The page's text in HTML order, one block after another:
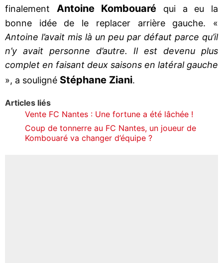
finalement Antoine Kombouaré qui a eu la
bonne idée de le replacer arrière gauche. «
Antoine l’avait mis là un peu par défaut parce qu’il
n’y avait personne d’autre. Il est devenu plus
complet en faisant deux saisons en latéral gauche
», a souligné Stéphane Ziani.
Articles liés
Vente FC Nantes : Une fortune a été lâchée !
Coup de tonnerre au FC Nantes, un joueur de
Kombouaré va changer d’équipe ?